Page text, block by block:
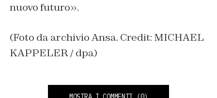
nuovo futuro».
(Foto da archivio Ansa. Credit: MICHAEL
KAPPELER / dpa)